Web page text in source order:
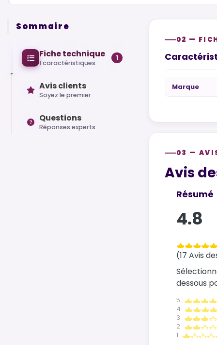
Sommaire
Fiche technique
1 caractéristiques
1
Avis clients
Soyez le premier
Questions
Réponses experts
02 —
Marque
03 —
Customer
Avis
Résumé
4.8
(17 Avis
dessous
5
4
3
2
1